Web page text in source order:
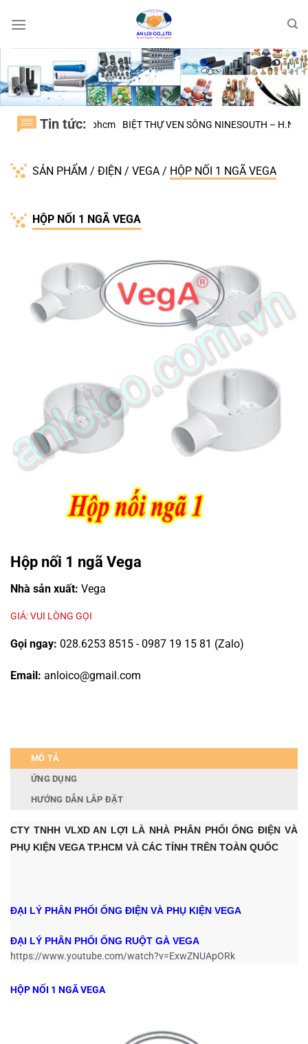
qua
Tin tức:
CHÁNH tphcm BIỆT THỰ VEN SÔNG NINESOUTH – H.NHÀ BÈ
SẢN PHẨM / ĐIỆN / VEGA / HỘP NỐI 1 NGÃ VEGA
HỘP NỐI 1 NGÃ VEGA
Hộp nối 1 ngã Vega
Nhà sản xuất: Vega
GIÁ: VUI LÒNG GỌI
Gọi ngay: 028.6253 8515 - 0987 19 15 81 (Zalo)
Email: anloico@gmail.com
MÔ TẢ
ỨNG DỤNG
HƯỚNG DẪN LẮP ĐẶT
CTY TNHH VLXD AN LỢI LÀ NHÀ PHÂN PHỐI ỐNG ĐIỆN VÀ
PHỤ KIỆN VEGA TP.HCM VÀ CÁC TỈNH TRÊN TOÀN QUỐC
ĐẠI LÝ PHÂN PHỐI ỐNG ĐIỆN VÀ PHỤ KIỆN VEGA
ĐẠI LÝ PHÂN PHỐI ỐNG RUỘT GÀ VEGA
https://www.youtube.com/watch?v=ExwZNUApORk
HỘP NỐI 1 NGÃ VEGA